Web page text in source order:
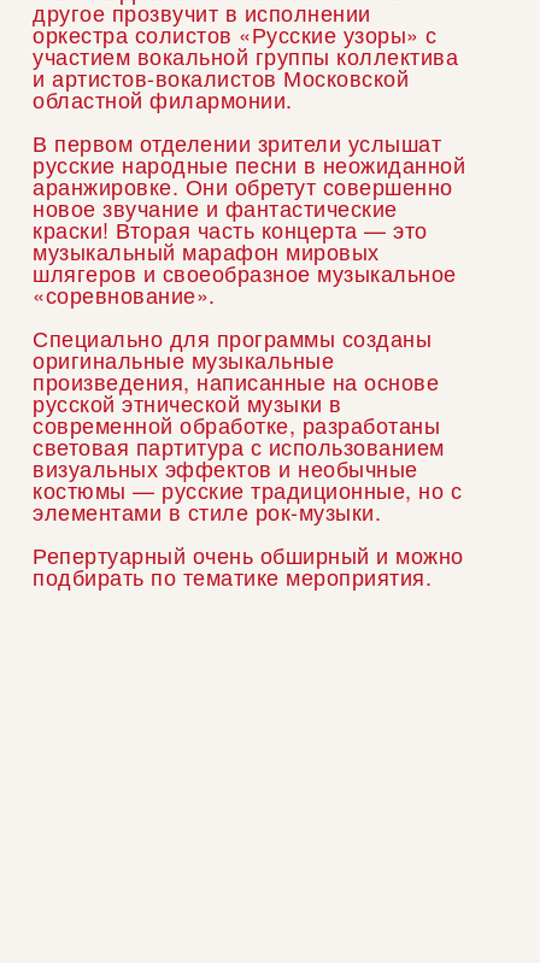
другое прозвучит в исполнении
оркестра солистов «Русские узоры» с
участием вокальной группы коллектива
и артистов-вокалистов Московской
областной филармонии.
В первом отделении зрители услышат
русские народные песни в неожиданной
аранжировке. Они обретут совершенно
новое звучание и фантастические
краски! Вторая часть концерта — это
музыкальный марафон мировых
шлягеров и своеобразное музыкальное
«соревнование».
Специально для программы созданы
оригинальные музыкальные
произведения, написанные на основе
русской этнической музыки в
современной обработке, разработаны
световая партитура с использованием
визуальных эффектов и необычные
костюмы — русские традиционные, но с
элементами в стиле рок-музыки.
Репертуарный очень обширный и можно
подбирать по тематике мероприятия.